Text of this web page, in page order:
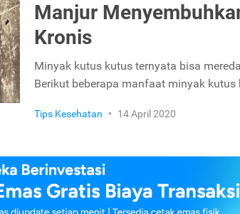
Manjur
Kronis
Minyak kutus kutus ternyata bisa
Berikut beberapa manfaat minyak kutus
Tips Kesehatan • 14 April 2020